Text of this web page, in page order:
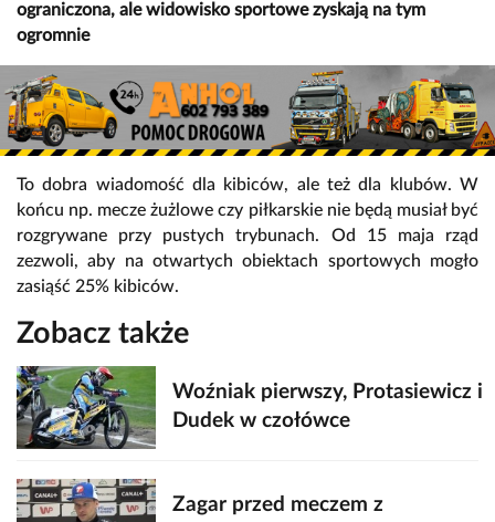
ograniczona, ale widowisko sportowe zyskają na tym
ogromnie
To dobra wiadomość dla kibiców, ale też dla klubów. W
końcu np. mecze żużlowe czy piłkarskie nie będą musiał być
rozgrywane przy pustych trybunach. Od 15 maja rząd
zezwoli, aby na otwartych obiektach sportowych mogło
zasiąść 25% kibiców.
Zobacz także
Woźniak pierwszy, Protasiewicz i
Dudek w czołówce
Zagar przed meczem z